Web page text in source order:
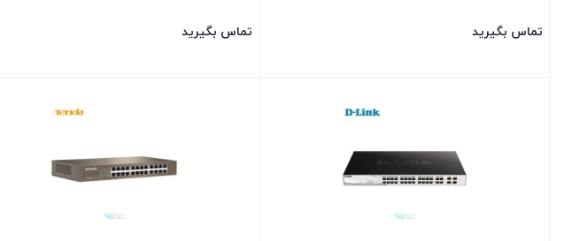
تماس بگیرید تماس بگیرید